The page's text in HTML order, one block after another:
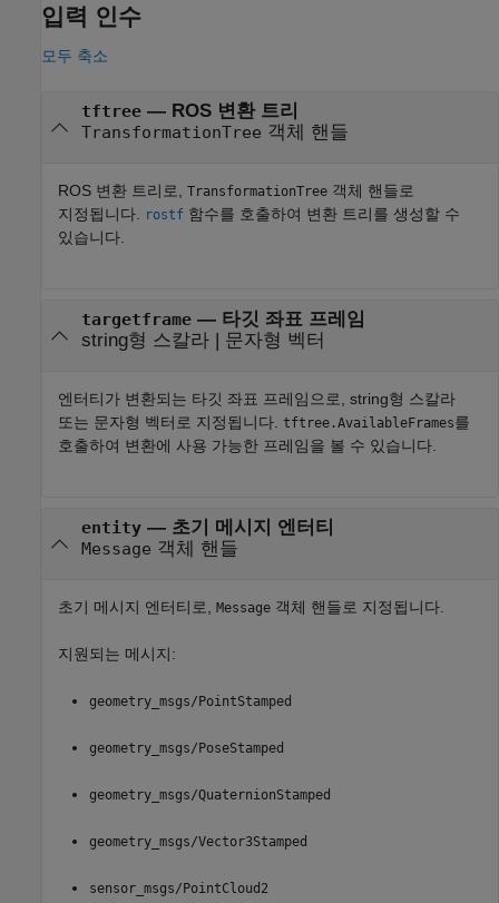
입력 인수
모두 축소
tftree— ROS 변환 트리
TransformationTree 객체 핸들
ROS 변환 트리로, TransformationTree 객체 핸들로
지정됩니다.
rostf 함수를 호출하여 변환 트리를 생성할 수
있습니다.
targetframe— 타깃 좌표 프레임
string형 스칼라| 문자형 벡터
엔터티가 변환되는 타깃 좌표 프레임으로, string형 스칼라
또는 문자형 벡터로 지정됩니다. tftree.AvailableFrames를
호출하여 변환에 사용 가능한 프레임을 볼 수 있습니다.
entity— 초기 메시지 엔터티
Message 객체 핸들
초기 메시지 엔터티로, Message 객체 핸들로 지정됩니다.
지원되는 메시지:
geometry_msgs/PointStamped
geometry_msgs/PoseStamped
geometry_msgs/QuaternionStamped
geometry_msgs/Vector3Stamped
sensor_msgs/PointCloud2